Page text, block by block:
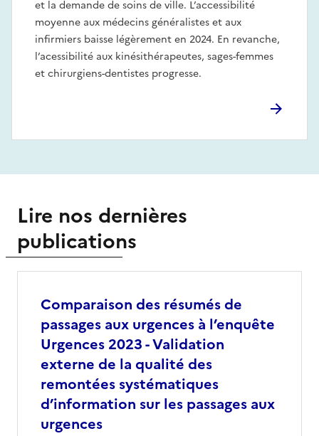
et la demande de soins de ville. L’accessibilité
moyenne aux médecins généralistes et aux
infirmiers baisse légèrement en 2024. En revanche,
l’acessibilité aux kinésithérapeutes, sages-femmes
et chirurgiens-dentistes progresse.
Lire nos dernières
publications
Comparaison des résumés de
passages aux urgences à l’enquête
Urgences 2023 - Validation
externe de la qualité des
remontées systématiques
d’information sur les passages aux
urgences